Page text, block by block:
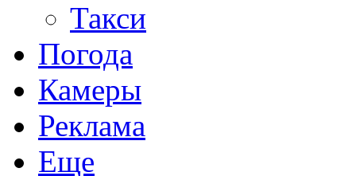
Такси
Погода
Камеры
Реклама
Еще